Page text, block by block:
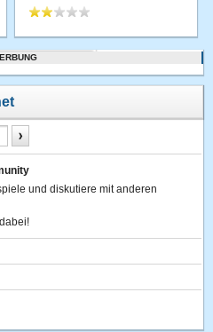
und diskutiere mit anderen